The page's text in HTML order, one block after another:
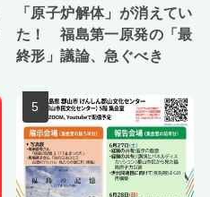
「原子炉解体」が消えてい
た！ 福島第一原発の「最
終形」議論、急ぐべき